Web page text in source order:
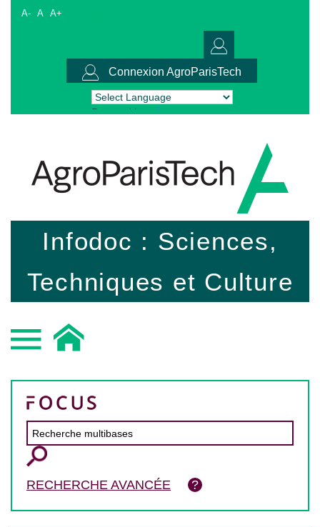
A- A A+
Connexion AgroParisTech
Powered by Translate
Infodoc : Sciences,
Techniques et Culture
RECHERCHE AVANCÉE